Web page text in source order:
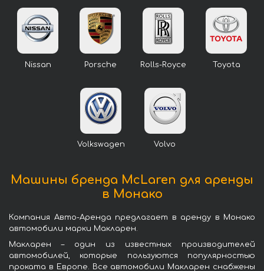
Nissan Porsche Rolls-Royce Toyota
Volkswagen Volvo
Машины бренда McLaren для аренды
в Монако
Компания Авто-Аренда предлагает в аренду в Монако
автомобили марки Макларен.
Макларен – один из известных производителей
автомобилей, которые пользуются популярностью
проката в Европе. Все автомобили Макларен снабжены